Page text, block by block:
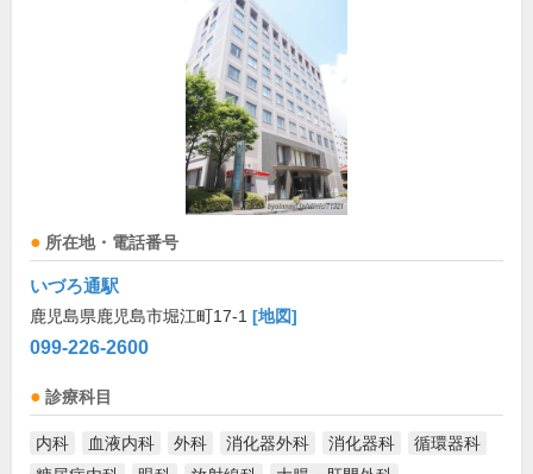
所在地・電話番号
いづろ通駅
鹿児島県鹿児島市堀江町17-1 [地図]
099-226-2600
診療科目
内科 血液内科 外科 消化器外科 消化器科
循環器科